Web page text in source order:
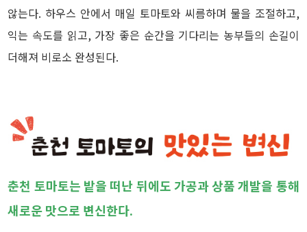
않는다. 하우스 안에서 매일 토마토와 씨름하며 물을 조절하고,
익는 속도를 읽고, 가장 좋은 순간을 기다리는 농부들의 손길이
더해져 비로소 완성된다.
춘천 토마토는 밭을 떠난 뒤에도 가공과 상품 개발을 통해
새로운 맛으로 변신한다.